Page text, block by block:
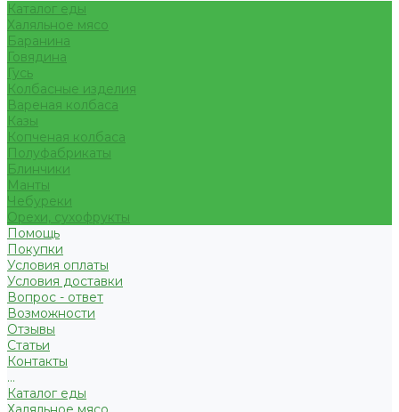
Каталог еды
Халяльное мясо
Баранина
Говядина
Гусь
Колбасные изделия
Вареная колбаса
Казы
Копченая колбаса
Полуфабрикаты
Блинчики
Манты
Чебуреки
Орехи, сухофрукты
Помощь
Покупки
Условия оплаты
Условия доставки
Вопрос - ответ
Возможности
Отзывы
Статьи
Контакты
...
Каталог еды